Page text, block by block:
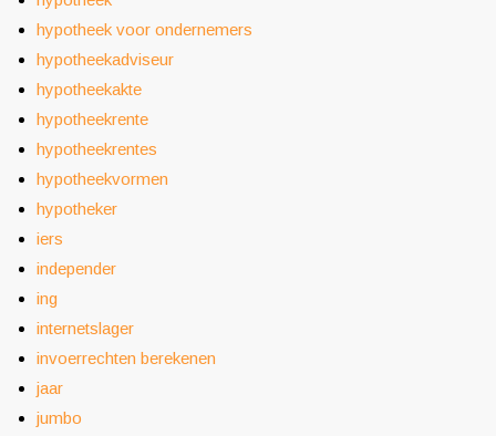
hypotheek voor ondernemers
hypotheekadviseur
hypotheekakte
hypotheekrente
hypotheekrentes
hypotheekvormen
hypotheker
iers
independer
ing
internetslager
invoerrechten berekenen
jaar
jumbo